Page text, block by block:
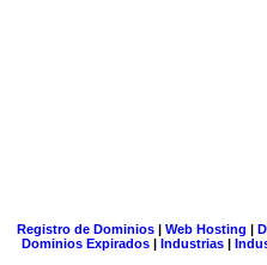
Registro de Dominios| Web Hosting |
Dominios Expirados | Industrias |